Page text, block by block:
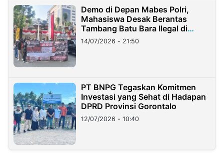
Demo di Depan Mabes Polri,
Mahasiswa Desak Berantas
Tambang Batu Bara Ilegal di
Lampung
14/07/2026 - 21:50
PT BNPG Tegaskan Komitmen
Investasi yang Sehat di Hadapan
DPRD Provinsi Gorontalo
12/07/2026 - 10:40